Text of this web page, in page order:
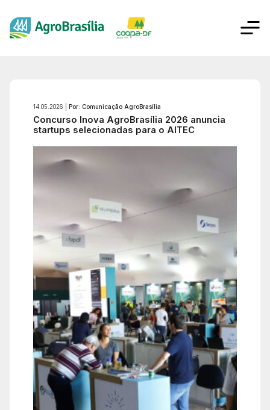
14.05.2026 | Por: Comunicação AgroBrasília
Concurso Inova AgroBrasília 2026 anuncia
startups selecionadas para o AITEC